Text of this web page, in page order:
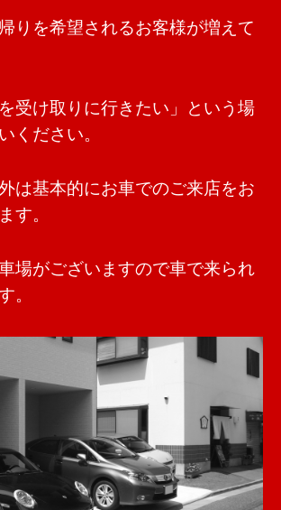
りを希望されるお客様が増えて
受け取りに行きたい」という場
ください。
は基本的にお車でのご来店をお
す。
場がございますので車で来られ
。